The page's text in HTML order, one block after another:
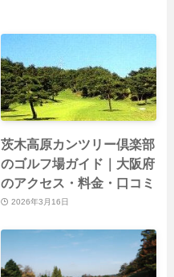
茨木高原カンツリー倶楽部
のゴルフ場ガイド｜大阪府
のアクセス・料金・口コミ
2026年3月16日